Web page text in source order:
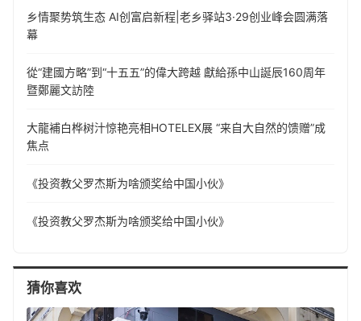
乡情聚势筑生态 AI创富启新程|老乡驿站3·29创业峰会圆满落
幕
從“建國方略”到“十五五”的偉大跨越 獻給孫中山誕辰160周年
暨鄭麗文訪陸
大龍補白桦树汁惊艳亮相HOTELEX展 “来自大自然的馈赠”成
焦点
《投资教父罗杰斯为啥颁奖给中国小伙》
《投资教父罗杰斯为啥颁奖给中国小伙》
猜你喜欢